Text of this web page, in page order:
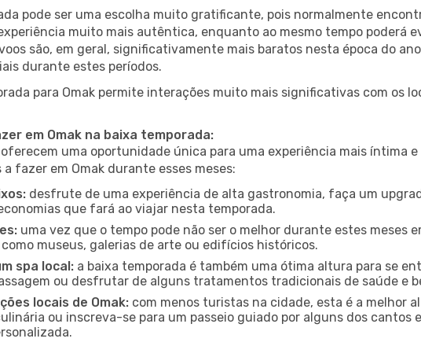
pode ser uma escolha muito gratificante, pois normalmente
muito mais autêntica, enquanto ao mesmo tempo poderá
são, em geral, significativamente mais baratos nesta época do
durante estes períodos.
para Omak permite interações muito mais significativas com os
em Omak na baixa temporada:
uma oportunidade única para uma experiência mais íntima
fazer em Omak durante esses meses:
desfrute de uma experiência de alta gastronomia, faça um
que fará ao viajar nesta temporada.
uma vez que o tempo pode não ser o melhor durante estes meses
museus, galerias de arte ou edifícios históricos.
spa local: a baixa temporada é também uma ótima altura para se
ou desfrutar de alguns tratamentos tradicionais de saúde e
locais de Omak: com menos turistas na cidade, esta é a melhor
ou inscreva-se para um passeio guiado por alguns dos